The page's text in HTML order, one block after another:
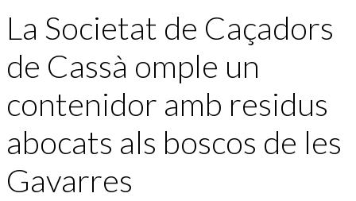
La Societat de Caçadors
de Cassà omple un
contenidor amb residus
abocats als boscos de les
Gavarres